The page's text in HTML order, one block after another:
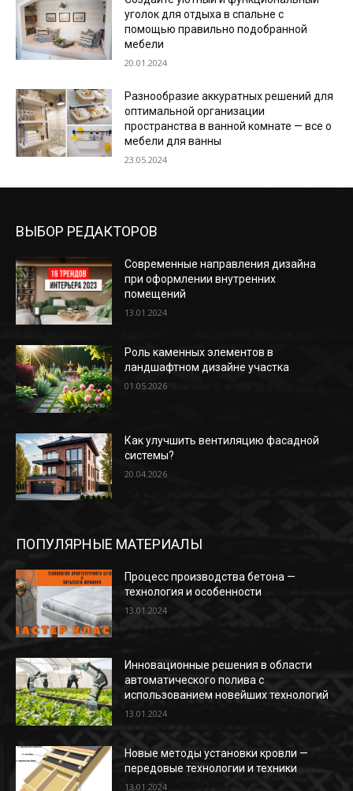
уголок для отдыха в спальне с
помощью правильно подобранной
мебели
20.01.2024
Разнообразие аккуратных решений для
оптимальной организации
пространства в ванной комнате — все о
мебели для ванны
23.05.2024
ВЫБОР РЕДАКТОРОВ
Современные направления дизайна
при оформлении внутренних
помещений
13.01.2024
Роль каменных элементов в
ландшафтном дизайне участка
01.05.2026
Как улучшить вентиляцию фасадной
системы?
20.04.2026
ПОПУЛЯРНЫЕ МАТЕРИАЛЫ
Процесс производства бетона —
технология и особенности
13.01.2024
Инновационные решения в области
автоматического полива с
использованием новейших технологий
13.01.2024
Новые методы установки кровли —
передовые технологии и техники
13.01.2024